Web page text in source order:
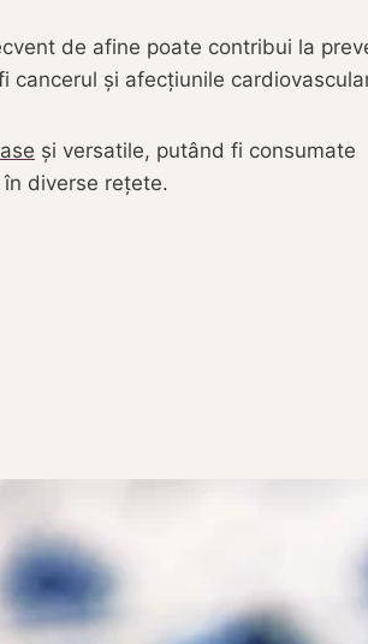
de afine poate contribui la
cancerul și afecțiunile
și versatile, putând fi consumate
diverse rețete.